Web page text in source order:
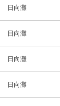
日向灘
日向灘
日向灘
日向灘